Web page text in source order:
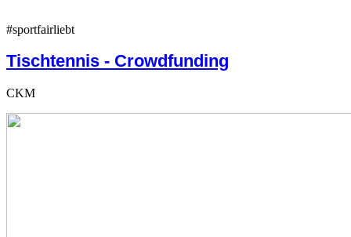
#sportfairliebt
Tischtennis - Crowdfunding
CKM